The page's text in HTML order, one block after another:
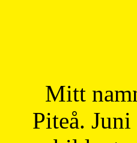
Mitt
Piteå.